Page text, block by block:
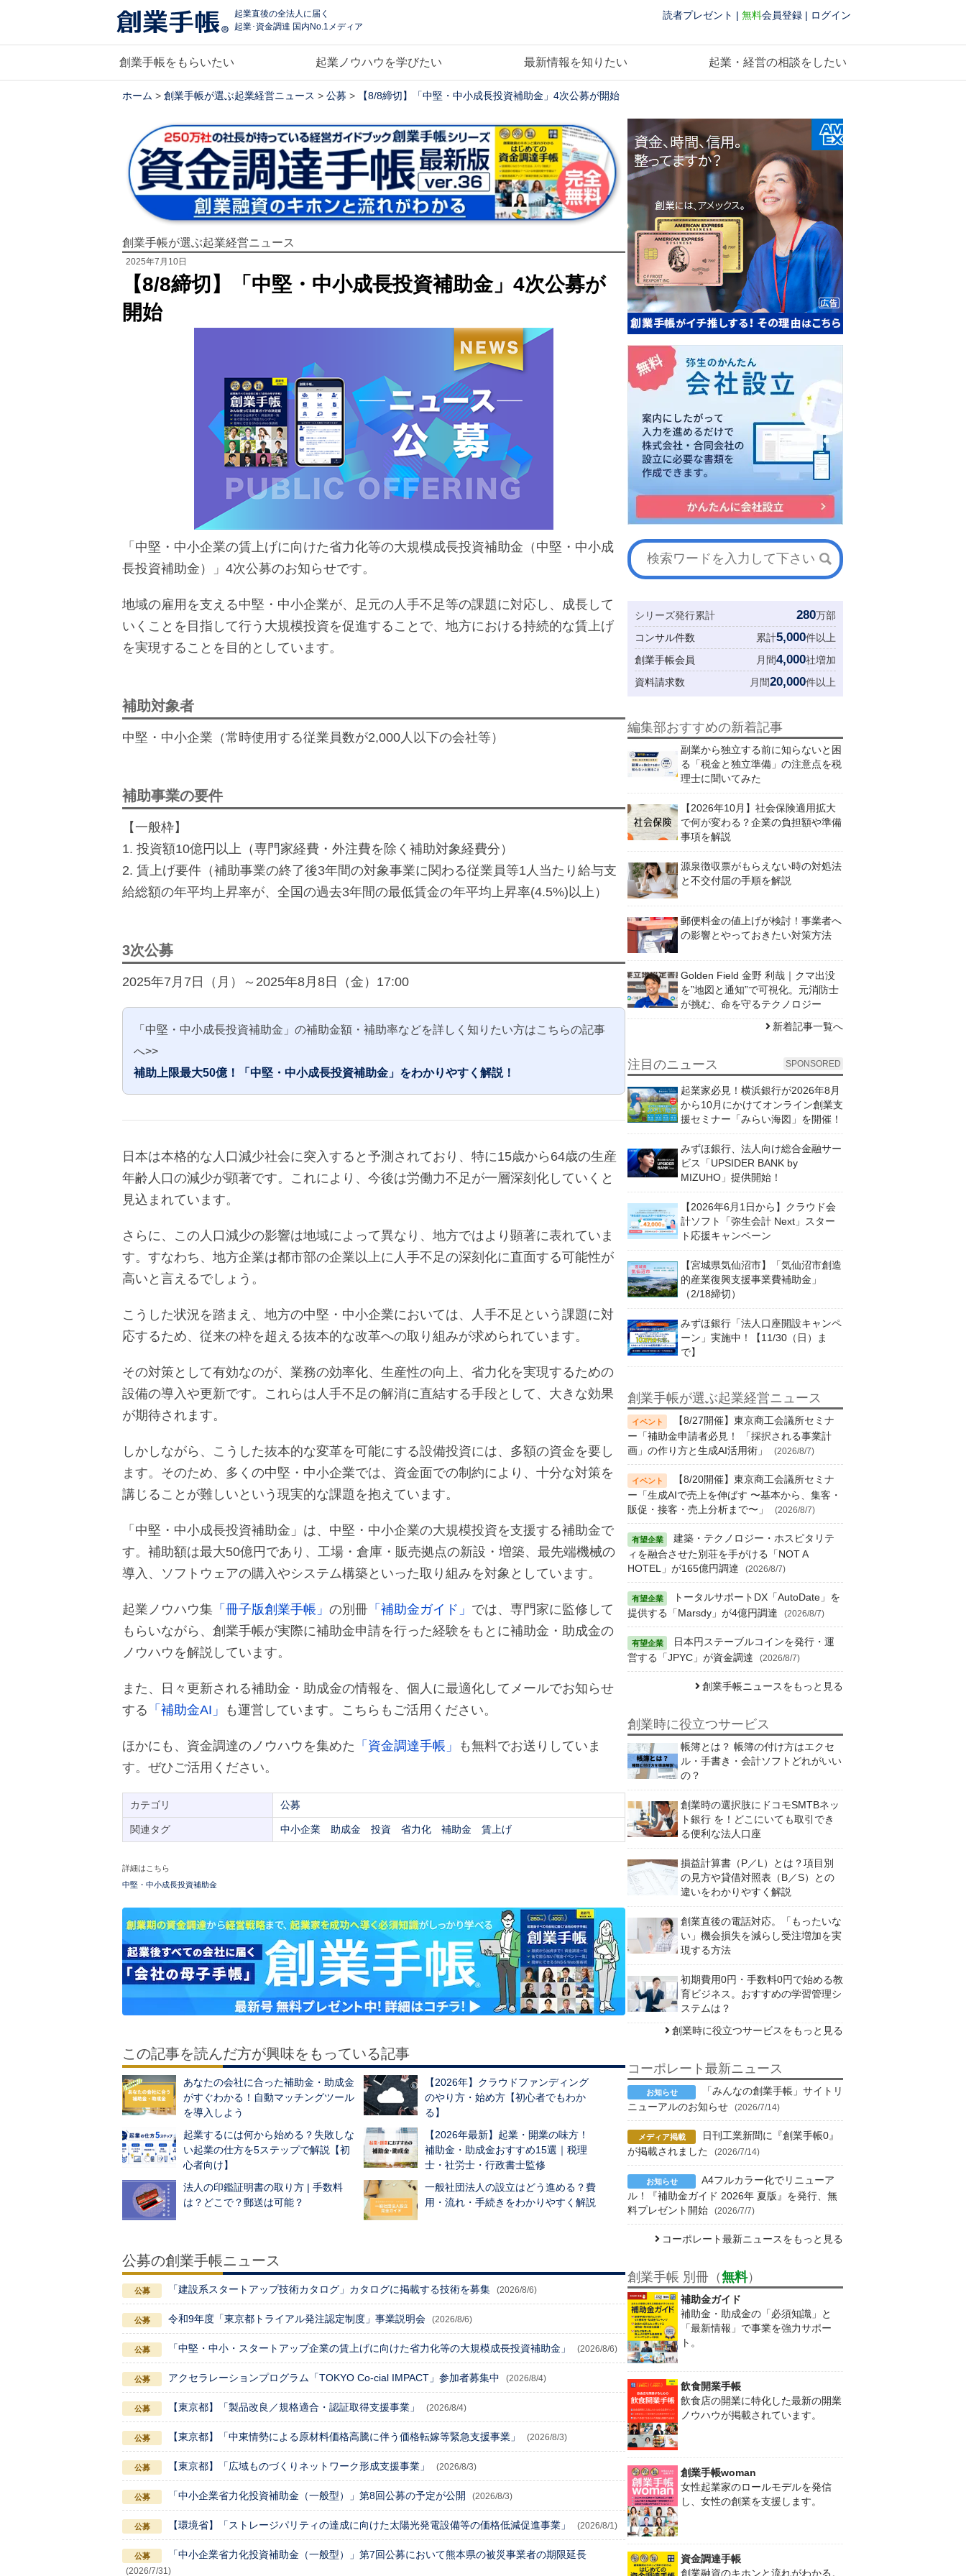
起業直後の全法人に届く
起業･資金調達 国内No.1メディア
読者プレゼント | 無料会員登録 | ログイン
創業手帳をもらいたい 起業ノウハウを学びたい 最新情報を知りたい 起業・経営の相談をしたい
ホーム > 創業手帳が選ぶ起業経営ニュース > 公募 > 【8/8締切】「中堅・中小成長投資補助金」4次公募が開始
創業手帳が選ぶ起業経営ニュース
2025年7月10日
【8/8締切】「中堅・中小成長投資補助金」4次公募が
開始
「中堅・中小企業の賃上げに向けた省力化等の大規模成長投資補助金（中堅・中小成
長投資補助金）」4次公募のお知らせです。
地域の雇用を支える中堅・中小企業が、足元の人手不足等の課題に対応し、成長して
いくことを目指して行う大規模投資を促進することで、地方における持続的な賃上げ
を実現することを目的としています。
補助対象者
中堅・中小企業（常時使用する従業員数が2,000人以下の会社等）
補助事業の要件
【一般枠】
1. 投資額10億円以上（専門家経費・外注費を除く補助対象経費分）
2. 賃上げ要件（補助事業の終了後3年間の対象事業に関わる従業員等1人当たり給与支
給総額の年平均上昇率が、全国の過去3年間の最低賃金の年平均上昇率(4.5%)以上）
3次公募
2025年7月7日（月）～2025年8月8日（金）17:00
「中堅・中小成長投資補助金」の補助金額・補助率などを詳しく知りたい方はこちらの記事
へ>>
補助上限最大50億！「中堅・中小成長投資補助金」をわかりやすく解説！
日本は本格的な人口減少社会に突入すると予測されており、特に15歳から64歳の生産
年齢人口の減少が顕著です。これにより、今後は労働力不足が一層深刻化していくと
見込まれています。
さらに、この人口減少の影響は地域によって異なり、地方ではより顕著に表れていま
す。すなわち、地方企業は都市部の企業以上に人手不足の深刻化に直面する可能性が
高いと言えるでしょう。
こうした状況を踏まえ、地方の中堅・中小企業においては、人手不足という課題に対
応するため、従来の枠を超える抜本的な改革への取り組みが求められています。
その対策として有効なのが、業務の効率化、生産性の向上、省力化を実現するための
設備の導入や更新です。これらは人手不足の解消に直結する手段として、大きな効果
が期待されます。
しかしながら、こうした抜本的な変革を可能にする設備投資には、多額の資金を要し
ます。そのため、多くの中堅・中小企業では、資金面での制約により、十分な対策を
講じることが難しいという現実的な課題を抱えています。
「中堅・中小成長投資補助金」は、中堅・中小企業の大規模投資を支援する補助金で
す。補助額は最大50億円であり、工場・倉庫・販売拠点の新設・増築、最先端機械の
導入、ソフトウェアの購入やシステム構築といった取り組みを対象としています。
起業ノウハウ集 「冊子版創業手帳」 の別冊 「補助金ガイド」 では、専門家に監修して
もらいながら、創業手帳が実際に補助金申請を行った経験をもとに補助金・助成金の
ノウハウを解説しています。
また、日々更新される補助金・助成金の情報を、個人に最適化してメールでお知らせ
する 「補助金AI」 も運営しています。こちらもご活用ください。
ほかにも、資金調達のノウハウを集めた 「資金調達手帳」
も無料でお送りしていま
す。ぜひご活用ください。
カテゴリ 公募
関連タグ 中小企業 助成金 投資 省力化 補助金 賃上げ
詳細はこちら
中堅・中小成長投資補助金
この記事を読んだ方が興味をもっている記事
あなたの会社に合った補助金・助成金
がすぐわかる！自動マッチングツール
を導入しよう
【2026年】クラウドファンディング
のやり方・始め方【初心者でもわか
る】
起業するには何から始める？失敗しな
い起業の仕方を5ステップで解説【初
心者向け】
【2026年最新】起業・開業の味方！
補助金・助成金おすすめ15選｜税理
士・社労士・行政書士監修
法人の印鑑証明書の取り方 | 手数料
は？どこで？郵送は可能？
一般社団法人の設立はどう進める？費
用・流れ・手続きをわかりやすく解説
公募の創業手帳ニュース
「建設系スタートアップ技術カタログ」カタログに掲載する技術を募集 (2026/8/6)
令和9年度「東京都トライアル発注認定制度」事業説明会 (2026/8/6)
「中堅・中小・スタートアップ企業の賃上げに向けた省力化等の大規模成長投資補助金」 (2026/8/6)
アクセラレーションプログラム「TOKYO Co-cial IMPACT」参加者募集中 (2026/8/4)
【東京都】「製品改良／規格適合・認証取得支援事業」 (2026/8/4)
【東京都】「中東情勢による原材料価格高騰に伴う価格転嫁等緊急支援事業」 (2026/8/3)
【東京都】「広域ものづくりネットワーク形成支援事業」 (2026/8/3)
「中小企業省力化投資補助金（一般型）」第8回公募の予定が公開 (2026/8/3)
【環境省】「ストレージパリティの達成に向けた太陽光発電設備等の価格低減促進事業」 (2026/8/1)
「中小企業省力化投資補助金（一般型）」第7回公募において熊本県の被災事業者の期限延長
(2026/7/31)
シリーズ発行累計 280万部
コンサル件数
累計5,000件以上
創業手帳会員
月間4,000社増加
資料請求数
月間20,000件以上
編集部おすすめの新着記事
副業から独立する前に知らないと困
る「税金と独立準備」の注意点を税
理士に聞いてみた
【2026年10月】社会保険適用拡大
で何が変わる？企業の負担額や準備
事項を解説
源泉徴収票がもらえない時の対処法
と不交付届の手順を解説
郵便料金の値上げが検討！事業者へ
の影響とやっておきたい対策方法
Golden Field 金野 利哉｜クマ出没
を”地図と通知”で可視化。元消防士
が挑む、命を守るテクノロジー
新着記事一覧へ
注目のニュース SPONSORED
起業家必見！横浜銀行が2026年8月
から10月にかけてオンライン創業支
援セミナー「みらい海図」を開催！
みずほ銀行、法人向け総合金融サー
ビス「UPSIDER BANK by
MIZUHO」提供開始！
【2026年6月1日から】クラウド会
計ソフト「弥生会計 Next」スター
ト応援キャンペーン
【宮城県気仙沼市】「気仙沼市創造
的産業復興支援事業費補助金」
（2/18締切）
みずほ銀行「法人口座開設キャンペ
ーン」実施中！【11/30（日）ま
で】
創業手帳が選ぶ起業経営ニュース
【8/27開催】東京商工会議所セミナ
ー「補助金申請者必見！ 「採択される事業計
画」の作り方と生成AI活用術」
(2026/8/7)
【8/20開催】東京商工会議所セミナ
ー「生成AIで売上を伸ばす 〜基本から、集客・
販促・接客・売上分析まで〜」
(2026/8/7)
建築・テクノロジー・ホスピタリテ
ィを融合させた別荘を手がける「NOT A
HOTEL」が165億円調達
(2026/8/7)
トータルサポートDX「AutoDate」を
提供する「Marsdy」が4億円調達
(2026/8/7)
日本円ステーブルコインを発行・運
営する「JPYC」が資金調達
(2026/8/7)
創業手帳ニュースをもっと見る
創業時に役立つサービス
帳簿とは？ 帳簿の付け方はエクセ
ル・手書き・会計ソフトどれがいい
の？
創業時の選択肢にドコモSMTBネッ
ト銀行 を！どこにいても取引でき
る便利な法人口座
損益計算書（P／L）とは？項目別
の見方や貸借対照表（B／S）との
違いをわかりやすく解説
創業直後の電話対応。「もったいな
い」機会損失を減らし受注増加を実
現する方法
初期費用0円・手数料0円で始める教
育ビジネス。おすすめの学習管理シ
ステムは？
創業時に役立つサービスをもっと見る
コーポレート最新ニュース
「みんなの創業手帳」サイトリ
ニューアルのお知らせ
(2026/7/14)
日刊工業新聞に『創業手帳0』
が掲載されました
(2026/7/14)
A4フルカラー化でリニューア
ル！『補助金ガイド 2026年 夏版』を発行、無
料プレゼント開始
(2026/7/7)
コーポレート最新ニュースをもっと見る
創業手帳 別冊（無料）
補助金ガイド
補助金・助成金の「必須知識」と
「最新情報」で事業を強力サポー
ト。
飲食開業手帳
飲食店の開業に特化した最新の開業
ノウハウが掲載されています。
創業手帳woman
女性起業家のロールモデルを発信
し、女性の創業を支援します。
資金調達手帳
創業融資のキホンと流れがわかる。